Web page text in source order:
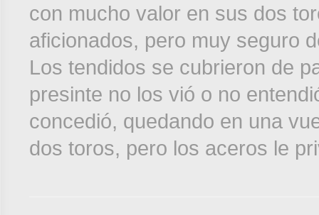
con mucho valor en sus dos
aficionados, pero muy seguro
Los tendidos se cubrieron de
presinte no los vió o no
concedió, quedando en una
dos toros, pero los aceros le